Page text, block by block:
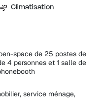
Climatisation
space de 25 postes de
4 personnes et 1 salle de
service ménage,